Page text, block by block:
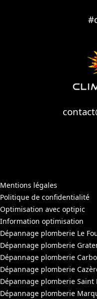
Mentions légales
Politique de confidentialité
Optimisation avec optipic
Information optimisation
Dépannage plomberie Le
Dépannage plomberie
Dépannage plomberie
Dépannage plomberie
Dépannage plomberie Saint
Dépannage plomberie